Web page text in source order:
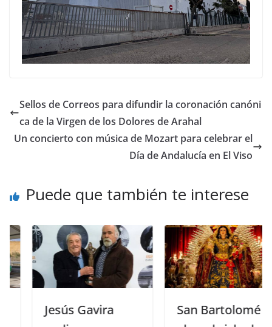
Sellos de Correos para difundir la coronación canóni
ca de la Virgen de los Dolores de Arahal
Un concierto con música de Mozart para celebrar el
Día de Andalucía en El Viso
Puede que también te interese
Jesús Gavira
San Bartolomé